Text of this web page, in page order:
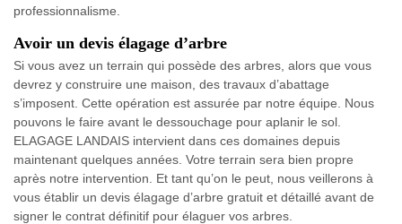
professionnalisme.
Avoir un devis élagage d’arbre
Si vous avez un terrain qui possède des arbres, alors que vous
devrez y construire une maison, des travaux d’abattage
s’imposent. Cette opération est assurée par notre équipe. Nous
pouvons le faire avant le dessouchage pour aplanir le sol.
ELAGAGE LANDAIS intervient dans ces domaines depuis
maintenant quelques années. Votre terrain sera bien propre
après notre intervention. Et tant qu’on le peut, nous veillerons à
vous établir un devis élagage d’arbre gratuit et détaillé avant de
signer le contrat définitif pour élaguer vos arbres.